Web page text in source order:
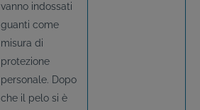
vanno indossati
guanti come
misura di
protezione
personale. Dopo
che il pelo si è